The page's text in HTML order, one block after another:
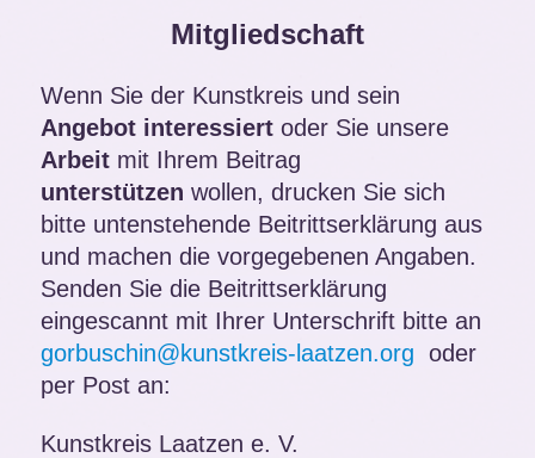
Mitgliedschaft
Wenn Sie der Kunstkreis und sein
Angebot interessiert oder Sie unsere
Arbeit mit Ihrem Beitrag
unterstützen wollen, drucken Sie sich
bitte untenstehende Beitrittserklärung aus
und machen die vorgegebenen Angaben.
Senden Sie die Beitrittserklärung
eingescannt mit Ihrer Unterschrift bitte an
gorbuschin@kunstkreis-laatzen.org oder
per Post an:
Kunstkreis Laatzen e. V.